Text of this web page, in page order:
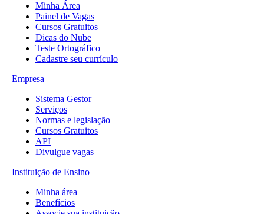
Minha Área
Painel de Vagas
Cursos Gratuitos
Dicas do Nube
Teste Ortográfico
Cadastre seu currículo
Empresa
Sistema Gestor
Serviços
Normas e legislação
Cursos Gratuitos
API
Divulgue vagas
Instituição de Ensino
Minha área
Benefícios